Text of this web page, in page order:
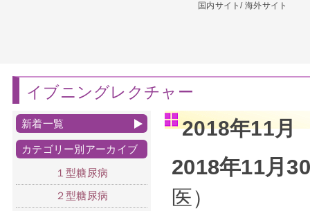
国内サイト/ 海外サイト
イブニングレクチャー
2018年11月
2018年11月
医）
新着一覧
カテゴリー別アーカイブ
１型糖尿病
２型糖尿病